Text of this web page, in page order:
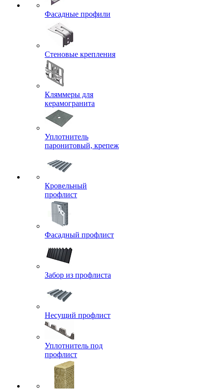
Фасадные профили
Стеновые крепления
Кляммеры для
керамогранита
Уплотнитель
паронитовый, крепеж
Кровельный
профлист
Фасадный профлист
Забор из профлиста
Несущий профлист
Уплотнитель под
профлист